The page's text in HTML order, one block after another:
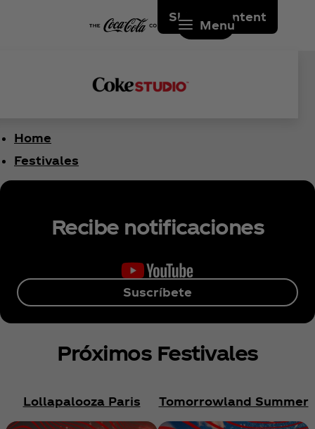
Skip to content
Menu
Home
Festivales
Recibe notificaciones
Suscríbete
Próximos Festivales
Lollapalooza Paris Tomorrowland Summer